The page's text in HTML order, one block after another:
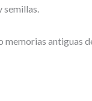
semillas.
antiguas